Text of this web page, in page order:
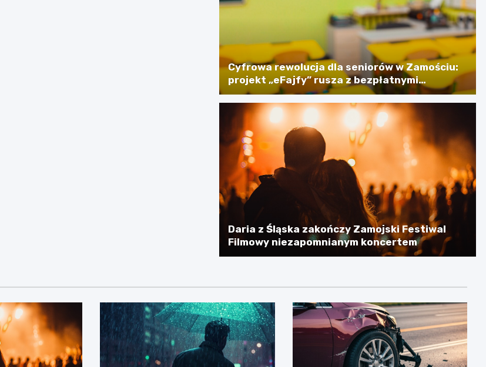
Cyfrowa rewolucja dla seniorów w Zamościu:
projekt „eFajfy” rusza z bezpłatnymi
szkoleniami!
Daria z Śląska zakończy Zamojski Festiwal
Filmowy niezapomnianym koncertem